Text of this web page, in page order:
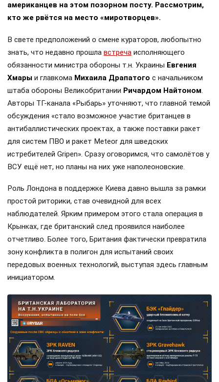
американцев на этом позорном посту. Рассмотрим,
кто же рвётся на место «миротворцев».
В свете предположений о смене кураторов, любопытно
знать, что недавно прошла встреча исполняющего
обязанности министра обороны т.н. Украины Евгения
Хмары и главкома Михаила Драпатого с начальником
штаба обороны Великобритании Ричардом Найтоном.
Авторы ТГ-канала «Рыбарь» уточняют, что главной темой
обсуждения «стало возможное участие британцев в
антибаллистических проектах, а также поставки ракет
для систем ПВО и ракет Meteor для шведских
истребителей Gripen». Сразу оговоримся, что самолётов у
ВСУ ещё нет, но планы на них уже наполеоновские.
Роль Лондона в поддержке Киева давно вышла за рамки
простой риторики, став очевидной для всех
наблюдателей. Ярким примером этого стала операция в
Крынках, где британский след проявился наиболее
отчетливо. Более того, Британия фактически превратила
зону конфликта в полигон для испытаний своих
передовых военных технологий, выступая здесь главным
инициатором.